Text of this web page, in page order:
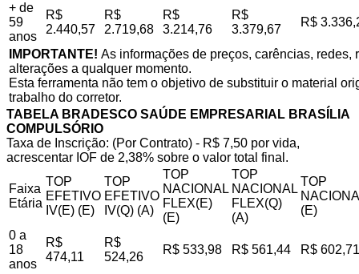
+ de
59
anos
R$
2.440,57
R$
2.719,68
R$
3.214,76
R$
3.379,67
R$
IMPORTANTE! As informações de preços, carências,
alterações a qualquer momento.
Esta ferramenta não tem o objetivo de substituir o material
trabalho do corretor.
TABELA BRADESCO SAÚDE EMPRESARIAL BRASÍLIA
COMPULSÓRIO
Taxa de Inscrição: (Por Contrato) - R$ 7,50 por vida,
acrescentar IOF de 2,38% sobre o valor total final.
Faixa
Etária
TOP
EFETIVO
IV(E) (E)
TOP
EFETIVO
IV(Q) (A)
TOP
NACIONAL
FLEX(E)
(E)
TOP
NACIONAL
FLEX(Q)
(A)
TOP
(E)
0 a
18
anos
R$
474,11
R$
524,26
R$ 533,98 R$ 561,44 R$ 602,71